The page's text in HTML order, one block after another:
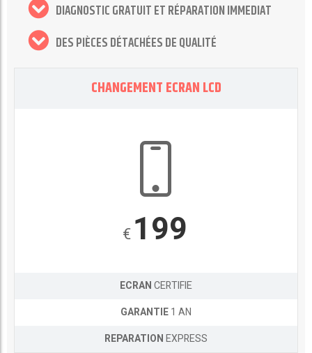
DIAGNOSTIC GRATUIT ET RÉPARATION IMMEDIAT
DES PIÈCES DÉTACHÉES DE QUALITÉ
CHANGEMENT ECRAN LCD
€199
ECRANCERTIFIE
GARANTIE1 AN
REPARATIONEXPRESS